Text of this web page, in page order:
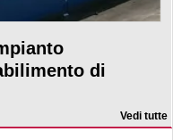
di
Vedi tutte